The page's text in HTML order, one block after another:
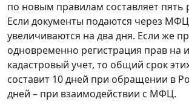
по новым правилам составляет пять
Если документы подаются через
увеличиваются на два дня. Если же
одновременно регистрация прав на
кадастровый учет, то общий срок
составит 10 дней при обращении в
дней – при взаимодействии с МФЦ.